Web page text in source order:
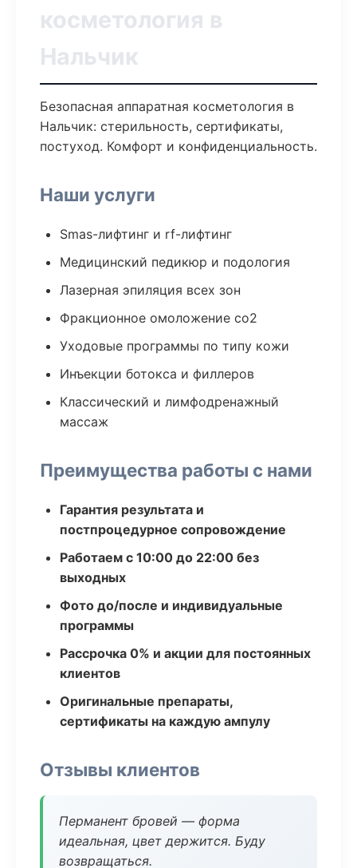
косметология в
Нальчик
Безопасная аппаратная косметология в
Нальчик: стерильность, сертификаты,
постуход. Комфорт и конфиденциальность.
Наши услуги
Smas-лифтинг и rf-лифтинг
Медицинский педикюр и подология
Лазерная эпиляция всех зон
Фракционное омоложение co2
Уходовые программы по типу кожи
Инъекции ботокса и филлеров
Классический и лимфодренажный
массаж
Преимущества работы с нами
Гарантия результата и
постпроцедурное сопровождение
Работаем с 10:00 до 22:00 без
выходных
Фото до/после и индивидуальные
программы
Рассрочка 0% и акции для постоянных
клиентов
Оригинальные препараты,
сертификаты на каждую ампулу
Отзывы клиентов
Перманент бровей — форма
идеальная, цвет держится. Буду
возвращаться.